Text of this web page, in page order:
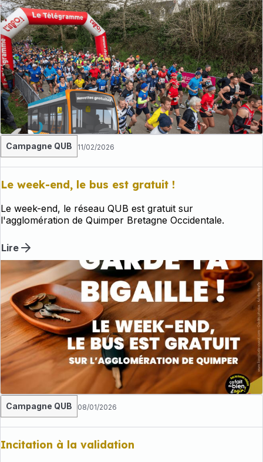
Campagne QUB 11/02/2026
Le week-end, le bus est gratuit !
Le week-end, le réseau QUB est gratuit sur
l'agglomération de Quimper Bretagne Occidentale.
Lire
Campagne QUB 08/01/2026
Incitation à la validation